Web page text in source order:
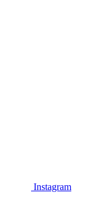
Instagram